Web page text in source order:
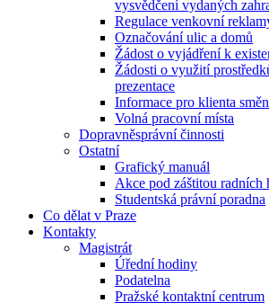
vysvědčení vydaných
Regulace venkovní
Označování ulic a domů
Žádost o vyjádření k
Žádosti o využití
prezentace
Informace pro klienta
Volná pracovní místa
Dopravněsprávní činnosti
Ostatní
Grafický manuál
Akce pod záštitou radních
Studentská právní poradna
Co dělat v Praze
Kontakty
Magistrát
Úřední hodiny
Podatelna
Pražské kontaktní centrum